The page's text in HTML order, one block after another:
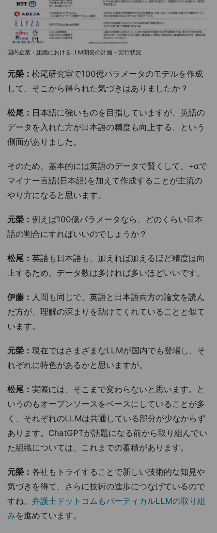
国内企業・組織におけるLLM開発の計画・実行状況
元榮： 松尾研究室で100億パラメータのモデルを作成
して、そこから得られた気づきはありましたか？
松尾： 日本語に強いものを目指していますが、英語の
データを入れた方が日本語の精度も向上する、という
側面がありました。
そのため、基本的には英語のデータで賢くして、+αで
マイナー言語(日本語)を加えて作成することが主流の
やり方になると思います。
元榮： 例えば100億パラメータなら、どのくらい日本
語の割合にすればいいのでしょうか？
松尾： 英語も日本語も、加えれば加えるほど精度は向
上するため、データ数は多ければ多いほどいいです。
伊藤： 人間も同じで、英語と日本語両方の論文を読ん
だ方が、理解の深まりを助けてくれていることと似て
います。
元榮： 現在ではさまざまなLLMが国内でも登場し、そ
れぞれに特色があるかと思いますが。
松尾： 実際には、そこまで変わらないと思います。と
いうのもオープンソースをベースにしていることが多
く、それぞれのLLMは共通している部分が少なからず
あります。ChatGPTが話題になる前から取り組んでい
た組織については、これまでの蓄積があります。
元榮： 各社もトライすることで新しい技術的な知見や
気づきを得て、さらに技術の進歩につなげているので
すね。 弁護士ドットコムもバーティカルLLMの取り組
みを進めています。